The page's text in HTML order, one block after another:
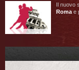
Il nuovo
Roma e